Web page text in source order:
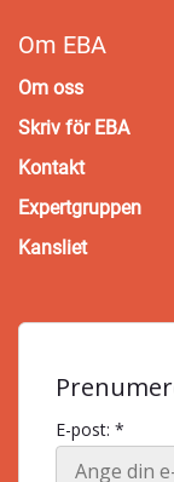
Om EBA
Om oss
Skriv för EBA
Kontakt
Expertgruppen
Kansliet
E-post: *